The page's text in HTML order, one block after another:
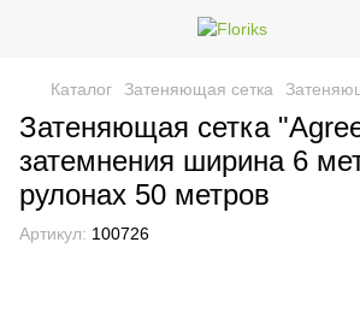
Каталог Затеняющая сетка
Затеняющая сетка
затемнения ширина 6
рулонах 50 метров
Артикул: 100726